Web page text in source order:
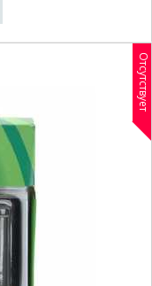
Отсутствует